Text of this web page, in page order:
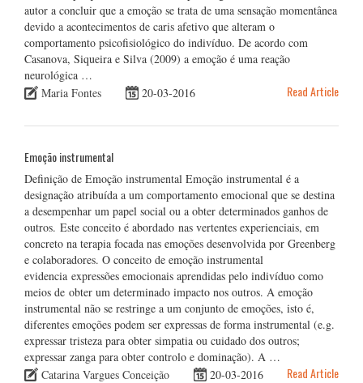
autor a concluir que a emoção se trata de uma sensação momentânea
devido a acontecimentos de caris afetivo que alteram o
comportamento psicofisiológico do indivíduo. De acordo com
Casanova, Siqueira e Silva (2009) a emoção é uma reação
neurológica …
Maria Fontes
20-03-2016 Read Article
Emoção instrumental
Definição de Emoção instrumental Emoção instrumental é a
designação atribuída a um comportamento emocional que se destina
a desempenhar um papel social ou a obter determinados ganhos de
outros. Este conceito é abordado nas vertentes experienciais, em
concreto na terapia focada nas emoções desenvolvida por Greenberg
e colaboradores. O conceito de emoção instrumental
evidencia expressões emocionais aprendidas pelo indivíduo como
meios de obter um determinado impacto nos outros. A emoção
instrumental não se restringe a um conjunto de emoções, isto é,
diferentes emoções podem ser expressas de forma instrumental (e.g.
expressar tristeza para obter simpatia ou cuidado dos outros;
expressar zanga para obter controlo e dominação). A …
Catarina Vargues Conceição
20-03-2016 Read Article